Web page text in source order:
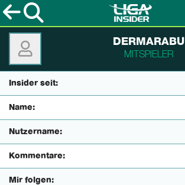
DERMARABU
MITSPIELER
Insider seit:
Name:
Nutzername:
Kommentare:
Mir folgen: